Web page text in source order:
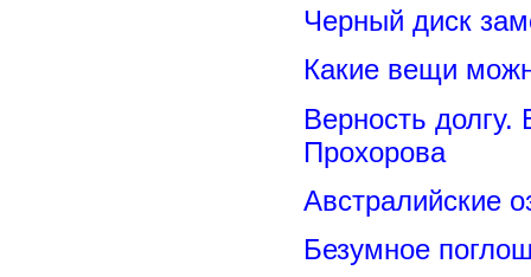
Черный диск
Какие вещи
Верность
Прохорова
Австралийские
Безумное